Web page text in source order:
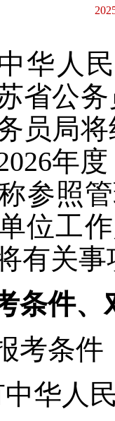
华人
省公
员局
年
称参照
位工
有关
条件、
考条件
中华人